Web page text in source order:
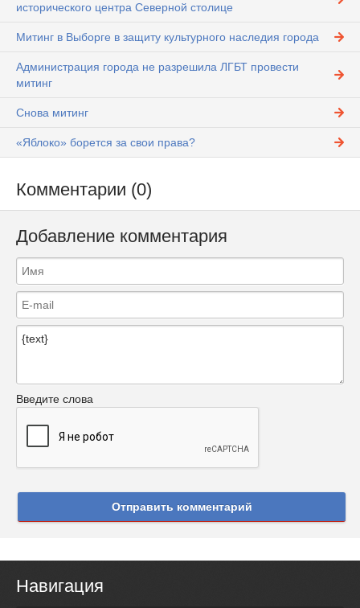
исторического центра Северной столице
Митинг в Выборге в защиту культурного наследия города
Администрация города не разрешила ЛГБТ провести
митинг
Снова митинг
«Яблоко» борется за свои права?
Комментарии (0)
Добавление комментария
Введите слова
Отправить комментарий
Навигация